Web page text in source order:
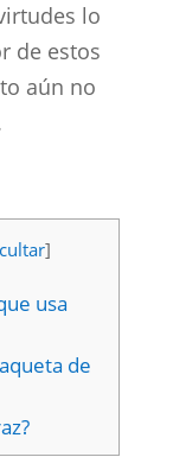
lo
de estos
aún no
]
usa
de